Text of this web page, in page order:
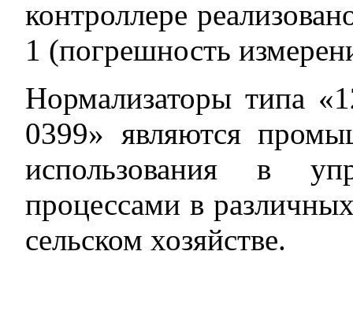
контроллере
1 (погрешность
Нормализаторы типа
0399» являются
использования в
процессами в
сельском хозяйстве.